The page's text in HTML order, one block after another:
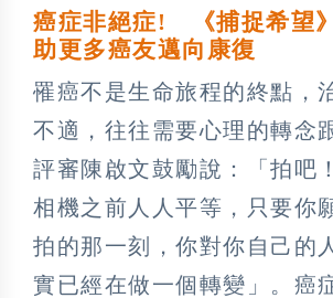
癌症非絕症! 《捕捉希望
助更多癌友邁向康復
罹癌不是生命旅程的終點，
不適，往往需要心理的轉念
評審陳啟文鼓勵說：「拍吧
相機之前人人平等，只要你
拍的那一刻，你對你自己的
實已經在做一個轉變」。癌